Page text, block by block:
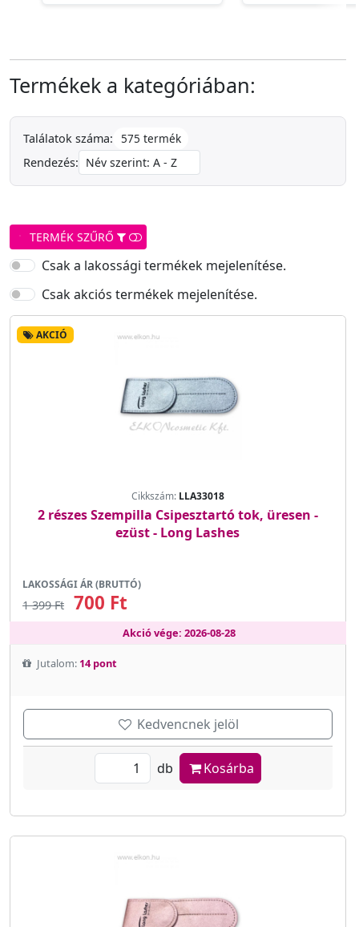
Termékek a kategóriában:
Találatok száma:
575 termék
Rendezés:
TERMÉK SZŰRŐ
Csak a lakossági termékek mejelenítése.
Csak akciós termékek mejelenítése.
AKCIÓ
Cikkszám: LLA33018
2 részes Szempilla Csipesztartó tok, üresen -
ezüst - Long Lashes
LAKOSSÁGI ÁR (BRUTTÓ)
1 399 Ft 700 Ft
Akció vége: 2026-08-28
Jutalom: 14 pont
Kedvencnek jelöl
db Kosárba